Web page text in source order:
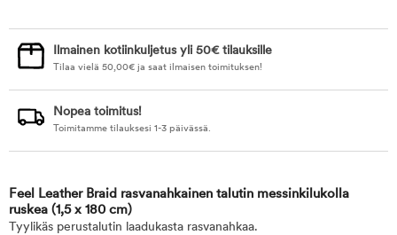
Ilmainen kotiinkuljetus yli 50€ tilauksille
Tilaa vielä 50,00€ ja saat ilmaisen toimituksen!
Nopea toimitus!
Toimitamme tilauksesi 1-3 päivässä.
Feel Leather Braid rasvanahkainen talutin messinkilukolla
ruskea (1,5 x 180 cm)
Tyylikäs perustalutin laadukasta rasvanahkaa.